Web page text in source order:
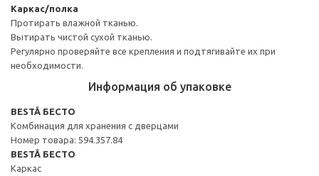
Каркас/полка
Протирать влажной тканью.
Вытирать чистой сухой тканью.
Регулярно проверяйте все крепления и подтягивайте их при
необходимости.
Информация об упаковке
BESTÅ БЕСТО
Комбинация для хранения с дверцами
Номер товара: 594.357.84
BESTÅ БЕСТО
Каркас